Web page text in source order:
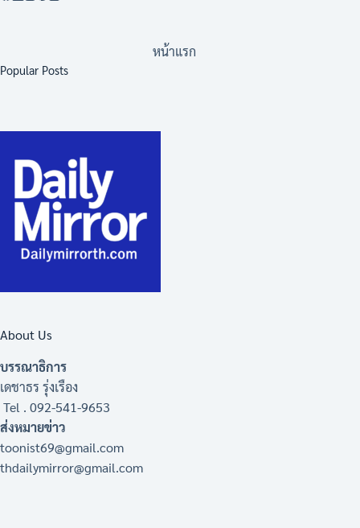
หน้าแรก
Popular Posts
About Us
บรรณาธิการ
เดชาธร รุ่งเรือง
Tel . 092-541-9653
ส่งหมายข่าว
toonist69@gmail.com
thdailymirror@gmail.com